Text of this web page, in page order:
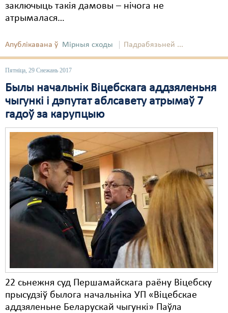
заключыць такія дамовы – нічога не
атрымалася…
Апублікавана ў Мірныя сходы Падрабязьней ...
Пятніца, 29 Снежань 2017
Былы начальнік Віцебскага аддзяленьня
чыгункі і дэпутат аблсавету атрымаў 7
гадоў за карупцыю
22 сьнежня суд Першамайскага раёну Віцебску
прысудзіў былога начальніка УП «Віцебскае
аддзяленьне Беларускай чыгункі» Паўла